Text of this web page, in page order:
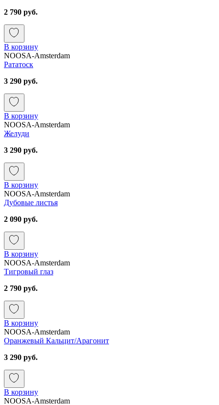
2 790 руб.
В корзину
NOOSA-Amsterdam
Рататоск
3 290 руб.
В корзину
NOOSA-Amsterdam
Желуди
3 290 руб.
В корзину
NOOSA-Amsterdam
Дубовые листья
2 090 руб.
В корзину
NOOSA-Amsterdam
Тигровый глаз
2 790 руб.
В корзину
NOOSA-Amsterdam
Оранжевый Кальцит/Арагонит
3 290 руб.
В корзину
NOOSA-Amsterdam